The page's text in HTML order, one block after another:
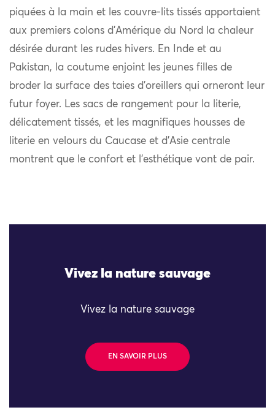
piquées à la main et les couvre-lits tissés apportaient
aux premiers colons d’Amérique du Nord la chaleur
désirée durant les rudes hivers. En Inde et au
Pakistan, la coutume enjoint les jeunes filles de
broder la surface des taies d’oreillers qui orneront leur
futur foyer. Les sacs de rangement pour la literie,
délicatement tissés, et les magnifiques housses de
literie en velours du Caucase et d’Asie centrale
montrent que le confort et l’esthétique vont de pair.
Vivez la nature sauvage
Vivez la nature sauvage
EN SAVOIR PLUS